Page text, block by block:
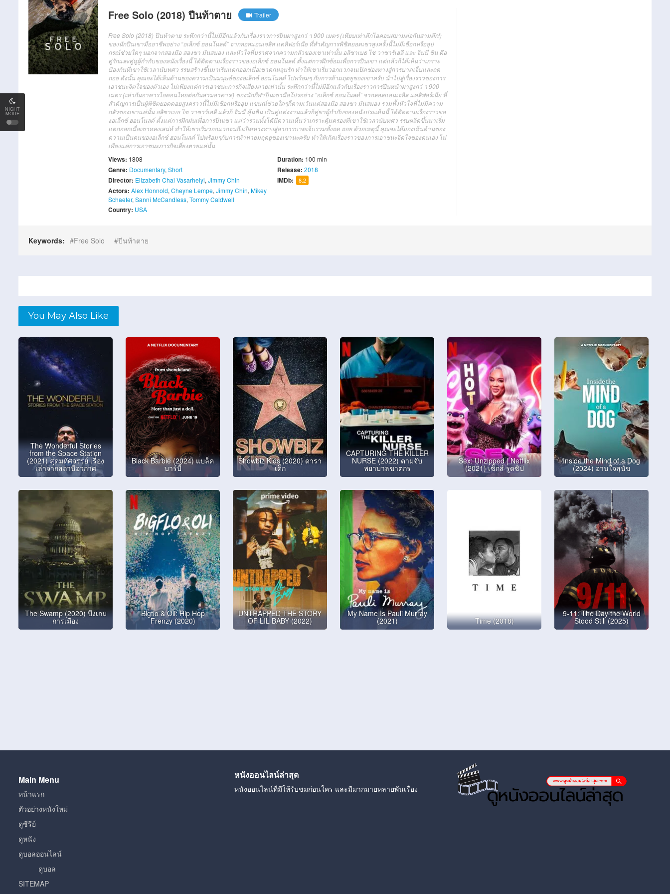
NIGHT
MODE
Free Solo (2018) ปีนท้าตาย Trailer
Free Solo (2018) ปีนท้าตาย ระทึกกว่านี้ไม่มีอีกแล้วกับเรื่องราวการปีนผาสูงกว่ า 900 เมตร (เทียบเท่าตึกไอคอนสยามต่อกันสามตึก!)
ของนักปีนเขามืออาชีพอย่าง “อเล็กซ์ ฮอนโนลด์” จากลอสแอนเจลิส แคลิฟอร์เนีย ที่สำคัญการพิชิตยอดเขาสูงครั้งนี้ไม่มีเชือกหรืออุป
กรณ์ช่วยใดๆ นอกจากสองมือ สองขา มันสมอง และหัวใจที่ปราศจากความกลัวของเขาเท่านั้น อลิซาเบธ ไช วาซาร์เฮลี และ จิมมี่ ชิน คือ
คู่รักและคู่หูผู้กำกับของหนังเรื่องนี้ ได้ติดตามเรื่องราวของอเล็กซ์ ฮอนโนลด์ ตั้งแต่การฝึกซ้อมเพื่อการปีนเขา แต่แล้วก็ได้เห็นว่าเกราะ
ป้องกันที่เขาใช้เวลานับทศว รรษสร้างขึ้นมาเริ่มแตกออกเมื่อเขาตกหลุมรัก ทำให้เขาเริ่มวอกแวกจนเปิดช่องทางสู่การบาดเจ็บและถด
ถอย ดังนั้น คุณจะได้เห็นด้านของความเป็นมนุษย์ของอเล็กซ์ ฮอนโนลด์ ไปพร้อมๆ กับการท้ามฤตยูของเขาครับ นำไปสู่เรื่องราวของการ
เอาชนะจิตใจของตัวเอง ไม่เพียงแค่การเอาชนะภารกิจเสี่ยงตายเท่านั้น ระทึกกว่านี้ไม่มีอีกแล้วกับเรื่องราวการปีนหน้าผาสูงกว่ า 900
เมตร (เท่ากันอาคารไอคอนไทยต่อกันสามอาคาร!) ของนักกีฬาปีนเขามือโปรอย่าง “อเล็กซ์ ฮอนโนลด์” จากลอสแอนเจลิส แคลิฟอร์เนีย ที่
สำคัญการเป็นผู้พิชิตยอดดอยสูงคราวนี้ไม่มีเชือกหรืออุป แขนณ์ช่วยใดๆก็ตามเว้นแต่สองมือ สองขา มันสมอง รวมทั้งหัวใจที่ไม่มีความ
กลัวของเขาแค่นั้น อลิซาเบธ ไช วาซาร์เฮลี แล้วก็ จิมมี่ คุ้นชิน เป็นคู่แต่งงานแล้วก็คู่ขาผู้กำกับของหนังประเด็นนี้ ได้ติดตามเรื่องราวขอ
งอเล็กซ์ ฮอนโนลด์ ตั้งแต่การฝึกฝนเพื่อการปีนเขา แต่ว่ารวมทั้งได้มีความเห็นว่าเกราะคุ้มครองที่เขาใช้เวลานับทศว รรษผลิตขึ้นมาเริ่ม
แตกออกเมื่อเขาหลงเสน่ห์ ทำให้เขาเริ่มวอกแวกจนถึงเปิดทางทางสู่อาการบาดเจ็บรวมทั้งถด ถอย ด้วยเหตุนี้ คุณจะได้มองเห็นด้านของ
ความเป็นคนของอเล็กซ์ ฮอนโนลด์ ไปพร้อมๆกับการท้าทายมฤตยูของเขานะครับ ทำให้เกิดเรื่องราวของการเอาชนะจิตใจของตนเอง ไม่
เพียงแค่การเอาชนะภารกิจเสี่ยงตายแค่นั้น
Views: 1808
Genre: Documentary, Short
Director: Elizabeth Chai Vasarhelyi, Jimmy Chin
Actors: Alex Honnold, Cheyne Lempe, Jimmy Chin, Mikey
Schaefer, Sanni McCandless, Tommy Caldwell
Country: USA
Duration: 100 min
Release:2018
IMDb: 8.2
Keywords: Free Solo ปีนท้าตาย
You May Also Like
The Wonderful Stories
from the Space Station
(2021) สุดมหัศจรรย์ เรื่อง
เล่าจากสถานีอวกาศ
Black Barbie (2024) แบล็ค
บาร์บี้
Showbiz Kids (2020) ดารา
เด็ก
CAPTURING THE KILLER
NURSE (2022) ตามจับ
พยาบาลฆาตกร
Sex: Unzipped | Netflix
(2021) เซ็กส์ รูดซิป
Inside the Mind of a Dog
(2024) อ่านใจสุนัข
The Swamp (2020) บึงเกม
การเมือง
Bigflo & Oli: Hip Hop
Frenzy (2020)
UNTRAPPED THE STORY
OF LIL BABY (2022)
My Name Is Pauli Murray
(2021) Time (2018)
9-11: The Day the World
Stood Still (2025)
Main Menu
หน้าแรก
ตัวอย่างหนังใหม่
ดูซีรีย์
ดูหนัง
ดูบอลออนไลน์
ดูบอล
SITEMAP
หนังออนไลน์ล่าสุด
หนังออนไลน์ที่มีให้รับชมก่อนใคร และมีมากมายหลายพันเรื่อง